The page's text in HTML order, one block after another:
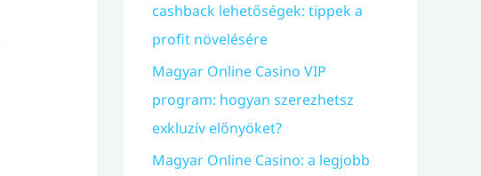
cashback lehetőségek: tippek a
profit növelésére
Magyar Online Casino VIP
program: hogyan szerezhetsz
exkluzív előnyöket?
Magyar Online Casino: a legjobb